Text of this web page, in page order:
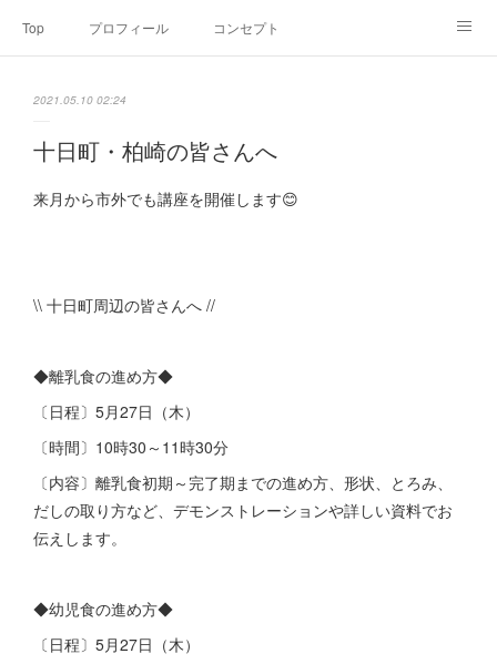
Top プロフィール コンセプト
SNS
2021.05.10 02:24
十日町・柏崎の皆さんへ
来月から市外でも講座を開催します😊
\\ 十日町周辺の皆さんへ //
◆離乳食の進め方◆
〔日程〕5月27日（木）
〔時間〕10時30～11時30分
〔内容〕離乳食初期～完了期までの進め方、形状、とろみ、
だしの取り方など、デモンストレーションや詳しい資料でお
伝えします。
◆幼児食の進め方◆
〔日程〕5月27日（木）